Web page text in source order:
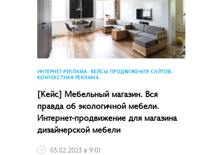
ИНТЕРНЕТ-РЕКЛАМА, КЕЙСЫ ПРОДВИЖЕНИЯ САЙТОВ,
КОНТЕКСТНАЯ РЕКЛАМА
[Кейс] Мебельный магазин. Вся
правда об экологичной мебели.
Интернет-продвижение для магазина
дизайнерской мебели
03.02.2023 в 9:01